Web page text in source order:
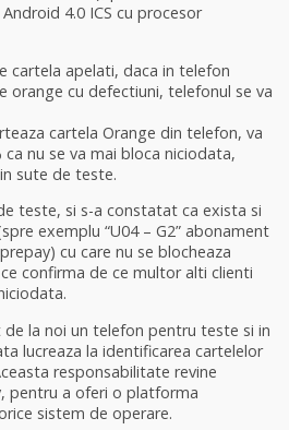
4.0 ICS cu procesor
cartela apelati, daca in telefon
orange cu defectiuni, telefonul se va
cartela Orange din telefon, va
ca nu se va mai bloca niciodata,
sute de teste.
teste, si s-a constatat ca exista si
exemplu “U04 – G2” abonament
cu care nu se blocheaza
confirma de ce multor alti clienti
la noi un telefon pentru teste si in
lucreaza la identificarea cartelelor
responsabilitate revine
pentru a oferi o platforma
sistem de operare.